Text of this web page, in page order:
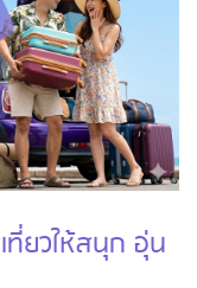
ที่ยวให้สนุก อุ่น